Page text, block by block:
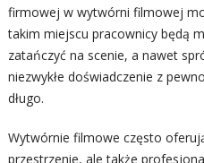
firmowej w wytwórni filmowej
takim miejscu pracownicy będą
zatańczyć na scenie, a nawet
niezwykłe doświadczenie z
długo.
Wytwórnie filmowe często
przestrzenie, ale także